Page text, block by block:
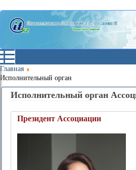
Главная
Исполнительный орган
Исполнительный орган
Президент Ассоциации